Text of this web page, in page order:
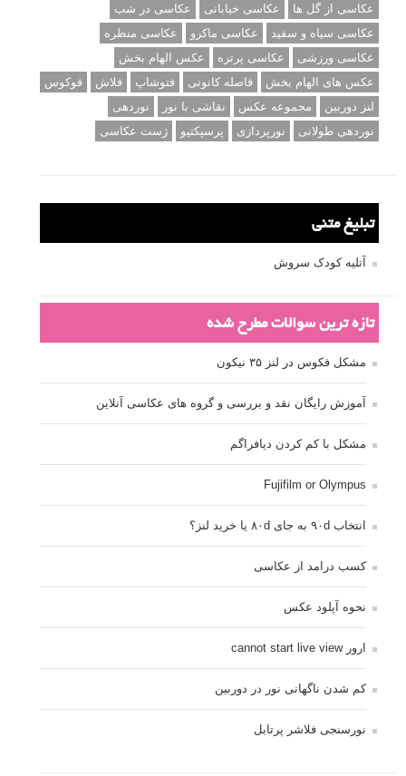
عکاسی از گل ها
عکاسی خیابانی
عکاسی در شب
عکاسی سیاه و سفید
عکاسی ماکرو
عکاسی منظره
عکاسی ورزشی
عکاسی پرتره
عکس الهام بخش
عکس های الهام بخش
فاصله کانونی فتوشاپ فلاش
فوکوس
لنز دوربین
مجموعه عکس نقاشی با نور
نوردهی
نوردهی طولانی
نورپردازی پرسپکتیو ژست عکاسی
تبلیغ متنی
آتلیه کودک سروش
تازه ترین سوالات مطرح شده
مشکل فکوس در لنز ۳۵ نیکون
آموزش رایگان نقد و بررسی و گروه های عکاسی آنلاین
مشکل با کم کردن دیافراگم
Fujifilm or Olympus
انتخاب ۹۰d به جای ۸۰d یا خرید لنز؟
کسب درامد از عکاسی
نحوه آپلود عکس
ارور cannot start live view
کم شدن ناگهانی نور در دوربین
نورسنجی فلاشر پرتابل